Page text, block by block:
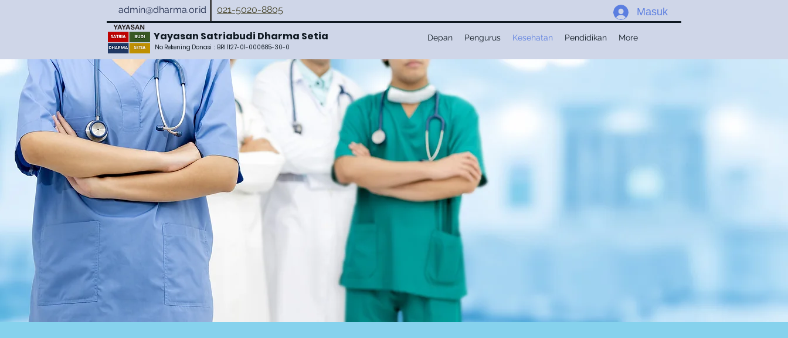
admin@dharma.or.id 021-5020-8805 Masuk
Yayasan Satriabudi Dharma Setia
No Rekening Donasi : BRI 1127-01-000685-30-0
Depan Pengurus Kesehatan Pendidikan More
Yayasan Satriabudi Dharma Setia
membantu penanggulangan Covid-19
baik secara langsung dan tidak
langsung melalui program-program
berikut:
Untuk Form Pendaftaran Permohonan Bantuan Medis dan Fasilitas Layanan Kesehatan untuk
Covid-19 di Indonesia melalui Yayasan Satriabudi Dharma Setia.
Klik Permohonan Bantuan